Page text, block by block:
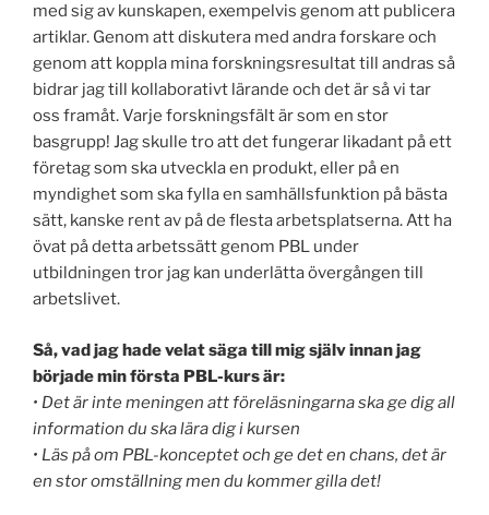
med sig av kunskapen, exempelvis genom att publicera
artiklar. Genom att diskutera med andra forskare och
genom att koppla mina forskningsresultat till andras så
bidrar jag till kollaborativt lärande och det är så vi tar
oss framåt. Varje forskningsfält är som en stor
basgrupp! Jag skulle tro att det fungerar likadant på ett
företag som ska utveckla en produkt, eller på en
myndighet som ska fylla en samhällsfunktion på bästa
sätt, kanske rent av på de flesta arbetsplatserna. Att ha
övat på detta arbetssätt genom PBL under
utbildningen tror jag kan underlätta övergången till
arbetslivet.
Så, vad jag hade velat säga till mig själv innan jag
började min första PBL-kurs är:
• Det är inte meningen att föreläsningarna ska ge dig all
information du ska lära dig i kursen
• Läs på om PBL-konceptet och ge det en chans, det är
en stor omställning men du kommer gilla det!